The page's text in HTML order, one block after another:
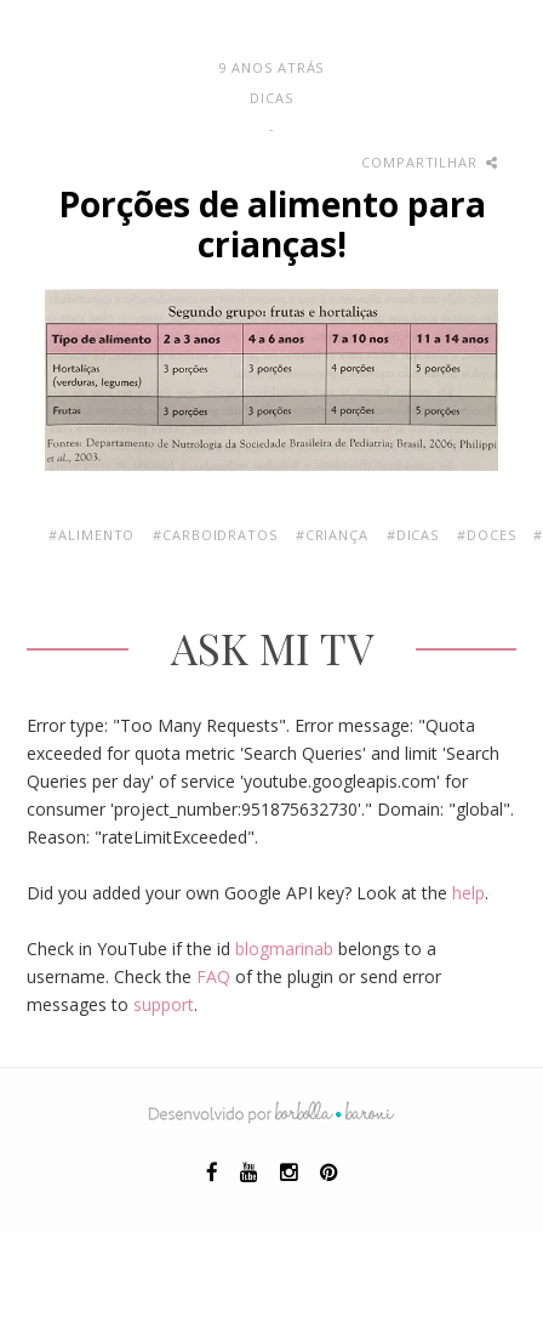
9 ANOS ATRÁS
DICAS
-
COMPARTILHAR
Porções de alimento para
crianças!
#ALIMENTO #CARBOIDRATOS #CRIANÇA #DICAS #DOCES
ASK MI TV
Error type: "Too Many Requests". Error message: "Quota
exceeded for quota metric 'Search Queries' and limit 'Search
Queries per day' of service 'youtube.googleapis.com' for
consumer 'project_number:951875632730'." Domain: "global".
Reason: "rateLimitExceeded".
Did you added your own Google API key? Look at the help.
Check in YouTube if the id blogmarinab belongs to a
username. Check the FAQ of the plugin or send error
messages to support.